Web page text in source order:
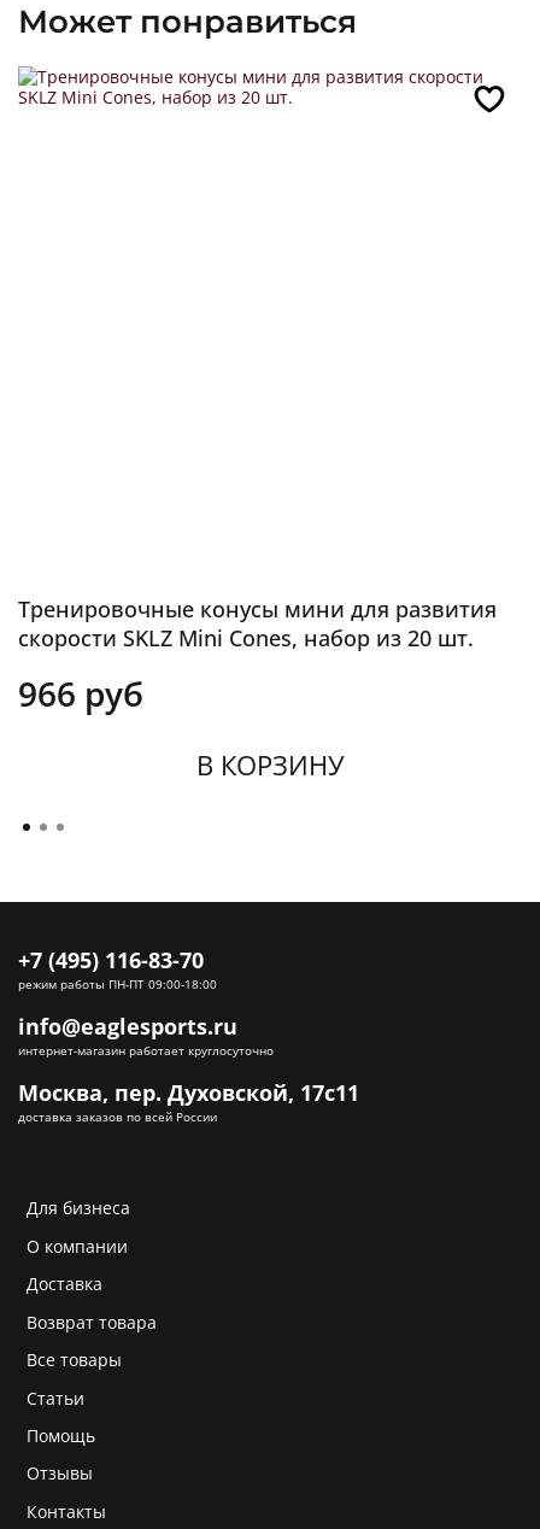
Может понравиться
Тренировочные конусы мини для развития
скорости SKLZ Mini Cones, набор из 20 шт.
966 руб
В КОРЗИНУ
Для бизнеса
О компании
Доставка
Возврат товара
Все товары
Статьи
Помощь
Отзывы
Контакты
+7 (495) 116-83-70
режим работы ПН-ПТ 09:00-18:00
info@eaglesports.ru
интернет-магазин работает круглосуточно
Москва, пер. Духовской, 17с11
доставка заказов по всей России